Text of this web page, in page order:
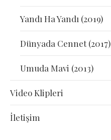
Yandı Ha Yandı (2019)
Dünyada Cennet (2017)
Umuda Mavi (2013)
Video Klipleri
İletişim